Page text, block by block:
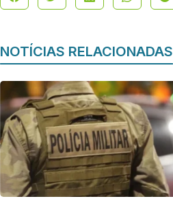
NOTÍCIAS RELACIONADAS